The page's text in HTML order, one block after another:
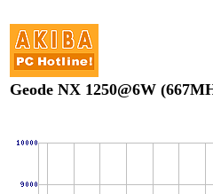
Geode NX 1250@6W